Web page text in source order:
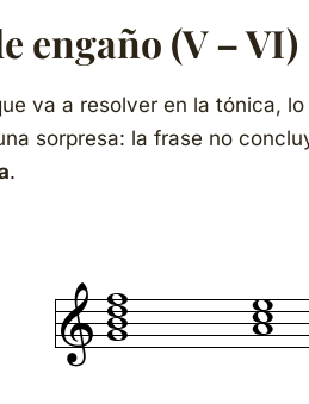
engaño (V – VI)
va a resolver en la tónica,
sorpresa: la frase no
.